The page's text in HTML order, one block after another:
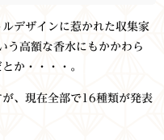
デザインに惹かれた収集家
う高額な香水にもかかわら
か・・・・。
、現在全部で16種類が発表